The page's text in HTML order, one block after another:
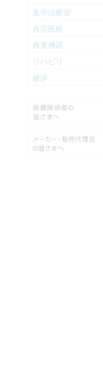
集中治療室
在宅医療
検査機器
リハビリ
健診